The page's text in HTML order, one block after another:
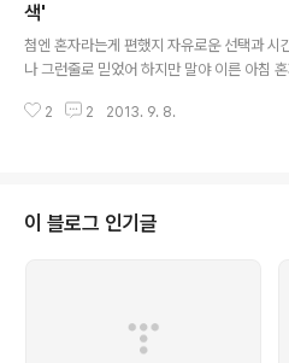
먹는 것이 죽이다. 예전에 조상들이 죽이나
치 못한 형편에 적은 재료에 쌀이나 물을 넣
색'
첨엔 혼자라는게 편했지 자유로운 선택과 시
나 그런줄로 믿었어 하지만 말야 이른 아침
히 아름다운지 2013년 9월7일 하루동안 유
구동성, 너무도 자연스럽다는 평가처럼, 유희
사람처럼 무도에 스며든다. 또한 함께 할 파
2 2 2013. 9. 8.
이 블로그 인기글